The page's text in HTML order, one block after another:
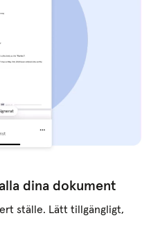
dina dokument
ställe. Lätt tillgängligt,